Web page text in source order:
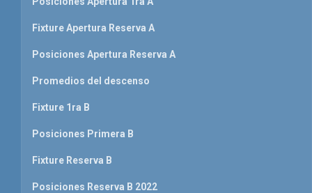
Fixture Apertura Reserva A
Posiciones Apertura Reserva A
Promedios del descenso
Fixture 1ra B
Posiciones Primera B
Fixture Reserva B
Posiciones Reserva B 2022